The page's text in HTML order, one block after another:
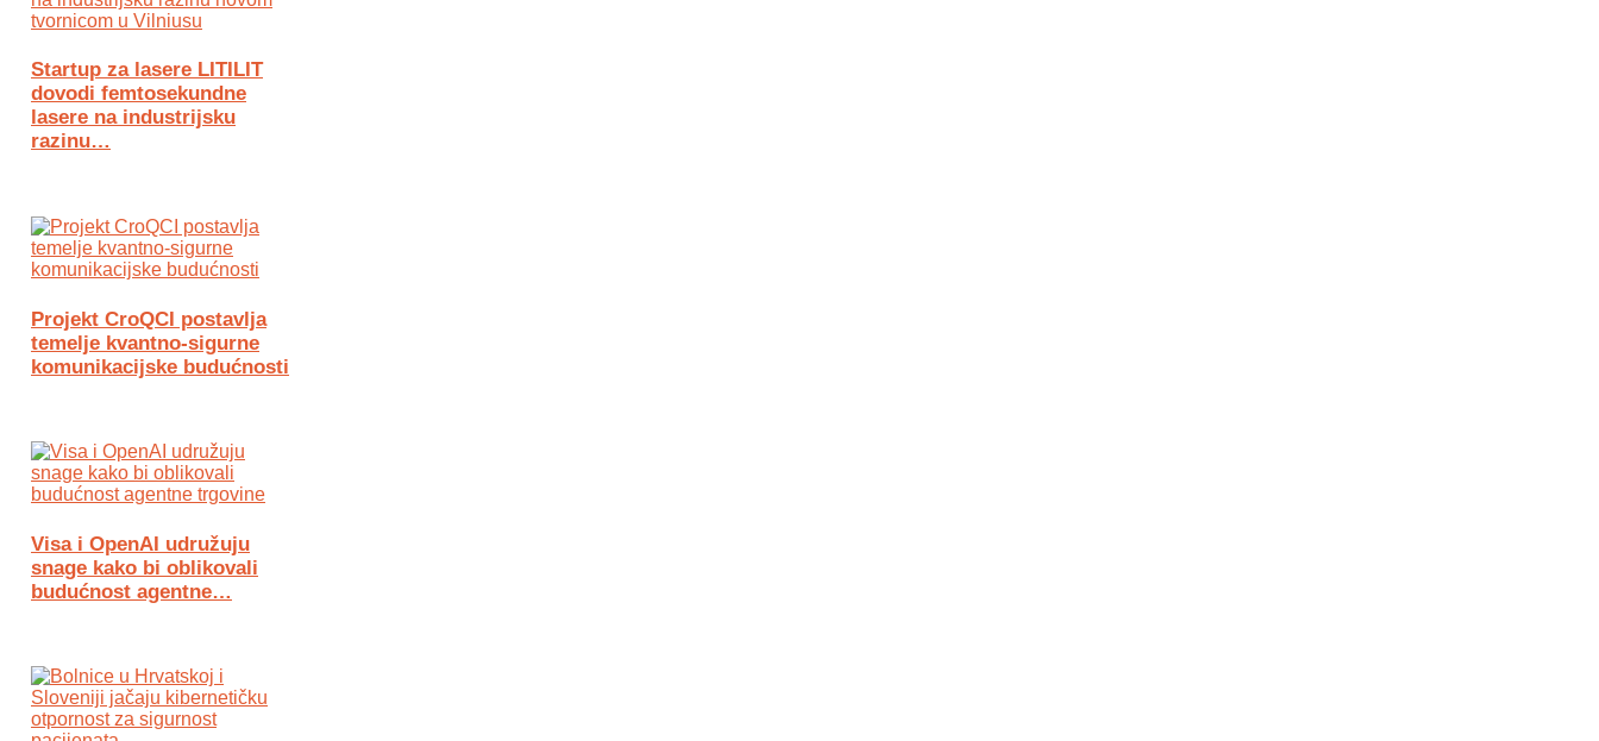
Startup za lasere LITILIT
dovodi femtosekundne
lasere na industrijsku
razinu…
Projekt CroQCI postavlja
temelje kvantno-sigurne
komunikacijske budućnosti
Visa i OpenAI udružuju
snage kako bi oblikovali
budućnost agentne…